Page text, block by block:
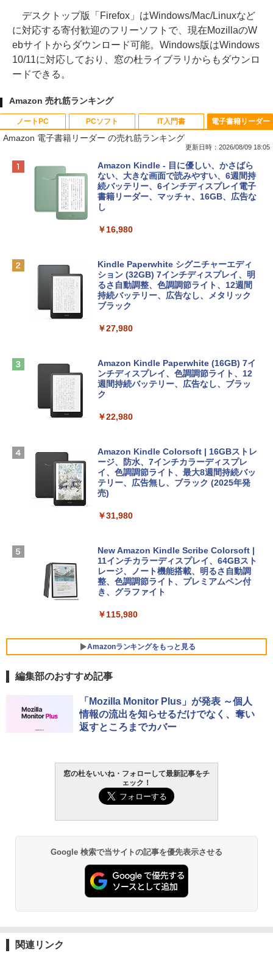
デスクトップ版「Firefox」はWindows/Mac/Linuxなど
に対応する寄付歓迎のフリーソフトで、現在MozillaのW
ebサイトからダウンロード可能。Windows版はWindows
10/11に対応しており、窓の杜ライブラリからもダウンロ
ードできる。
Amazon 売れ筋ランキング
ノートPC
Apple 2026 MacBook Neo A18 Proチッ
プ搭載13インチノートブック：AIとAppl
e Intelligenceのために設計、Liquid Ret
inaディスプレイ、8GBユニファイドメモ
リ、256GB SSDストレージ、1080p Fac
tomtoc 360°保護 15.6 16インチ パソコ
ンケース Dell NEC Lavie ASUS HP dyna
book Lenovo対応
13インチノートブック：AIとApple Intell
igence、13.6インチLiquid Retinaディ
スプレイ、16GBユニファイドメモリ、1
TB SSDストレージ、12MPセンターフレ
D - ミッドナイト
【Amazon.co.jp限定】 HP ノートパソコ
ン 15-fd 15.6インチ 16GBメモリ 512GB
SSD インテル Core 5
￥129,800
FMV ノートパソコン WE1-K3 (MS 365 P
ersonal/Copilotキー搭載/Win 11/15.6型/
Core i5/16GB/SSD 512GB/ホワイト) FM
VWK3E15W_AZ
PCソフト
Robloxギフトカード - 800 Robux 【限
定バーチャルアイテムを含む】 【オンラ
インゲームコード】 ロブロックス | オン
ラインコード版
定バーチャルアイテムを含む】 【オンラ
インゲームコード】 ロブロックス |オン
ラインコード版
￥1,600
インゲームコード】 ロブロックス | オン
ラインコード版
￥3,200
ows11、10/mac対応|PC2台
￥39,582
ト): Java & Bedrock Edition | オンライ
￥3,600
IT入門書
生成AIパスポート公式テキスト 第４版
￥1,766
￥1,292
非エンジニア 初心者 素人 でも安心 使い
めのAIコーディング入門シリーズ
￥99
AIイラスト表現辞典: 思い通りの絵を引き
￥480
FM TOWNS ハイパー・カタログ: 本体ハ
ェクトリストと最新エミュレータ紹介
電子書籍リーダー
Amazon 電子書籍リーダー の売れ筋ランキング
更新日時：2026/08/09 18:05
Amazon Kindle - 目に優しい、かさばら
ない、大きな画面で読みやすい、6週間持
続バッテリー、6インチディスプレイ電子
書籍リーダー、マッチャ、16GB、広告な
し
￥16,980
Kindle Paperwhite シグニチャーエディ
ション (32GB) 7インチディスプレイ、明
るさ自動調整、色調調節ライト、12週間
持続バッテリー、広告なし、メタリック
ブラック
￥27,980
Amazon Kindle Paperwhite (16GB) 7イ
ンチディスプレイ、色調調節ライト、12
週間持続バッテリー、広告なし、ブラッ
ク
￥22,980
Amazon Kindle Colorsoft | 16GBストレ
ージ、防水、7インチカラーディスプレ
イ、色調調節ライト、最大8週間持続バッ
テリー、広告無し、ブラック (2025年発
売)
￥31,980
New Amazon Kindle Scribe Colorsoft |
11インチカラーディスプレイ、64GBスト
レージ、ノート機能搭載、明るさ自動調
整、色調調節ライト、プレミアムペン付
き、グラファイト
￥115,980
Amazonランキングをもっと見る
編集部のおすすめ記事
「Mozilla Monitor Plus」が発表 ～個人
情報の流出を知らせるだけでなく、奪い
返すところまでカバー
窓の杜をいいね・フォローして最新記事をチ
ェック！
Google 検索で当サイトの記事を優先表示させる
関連リンク